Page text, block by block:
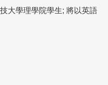
大學理學院學生; 將以英語